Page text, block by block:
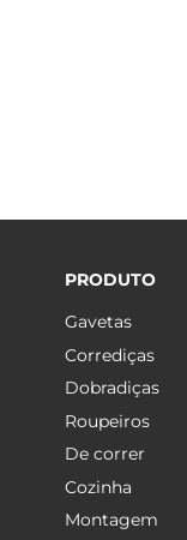
PRODUTO
Gavetas
Corrediças
Dobradiças
Roupeiros
De correr
Cozinha
Montagem